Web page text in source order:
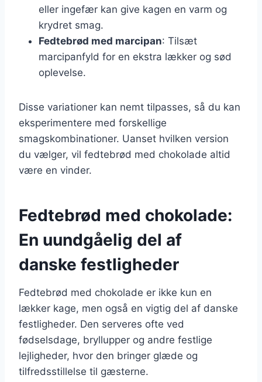
eller ingefær kan give kagen en varm og
krydret smag.
Fedtebrød med marcipan: Tilsæt
marcipanfyld for en ekstra lækker og sød
oplevelse.
Disse variationer kan nemt tilpasses, så du kan
eksperimentere med forskellige
smagskombinationer. Uanset hvilken version
du vælger, vil fedtebrød med chokolade altid
være en vinder.
Fedtebrød med chokolade:
En uundgåelig del af
danske festligheder
Fedtebrød med chokolade er ikke kun en
lækker kage, men også en vigtig del af danske
festligheder. Den serveres ofte ved
fødselsdage, bryllupper og andre festlige
lejligheder, hvor den bringer glæde og
tilfredsstillelse til gæsterne.